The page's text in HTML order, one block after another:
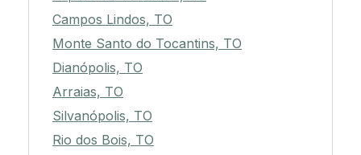
Campos Lindos, TO
Monte Santo do Tocantins, TO
Dianópolis, TO
Arraias, TO
Silvanópolis, TO
Rio dos Bois, TO